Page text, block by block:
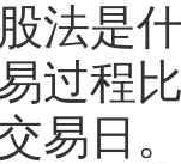
法是
过程
交易